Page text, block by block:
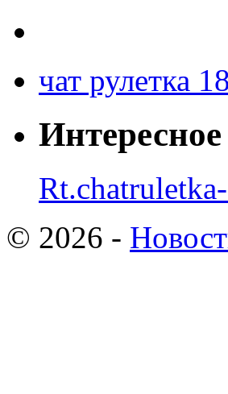
чат рулетка
Интересное
© 2026 -